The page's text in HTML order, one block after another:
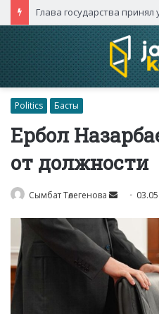
Politics Басты
Ербол
от должности
Сымбат Төлегенова
Send
email